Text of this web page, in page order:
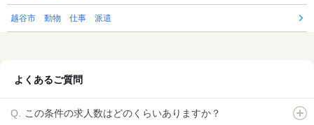
越谷市 動物 仕事 派遣
よくあるご質問
この条件の求人数はどのくらいありますか？